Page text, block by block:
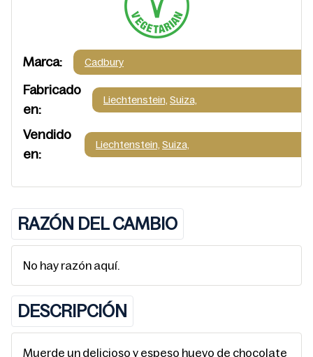
Marca: Cadbury
Fabricado
en:
Liechtenstein, Suiza,
Vendido
en:
Liechtenstein, Suiza,
RAZÓN DEL CAMBIO
No hay razón aquí.
DESCRIPCIÓN
Muerde un delicioso y espeso huevo de chocolate